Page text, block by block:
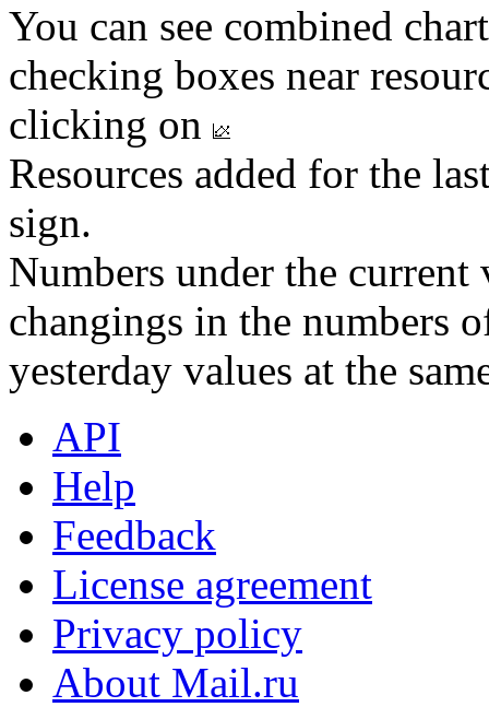
You can see combined
checking boxes near
clicking on
Resources added for the
sign.
Numbers under the
changings in the numbers
yesterday values at the
API
Help
Feedback
License agreement
Privacy policy
About Mail.ru